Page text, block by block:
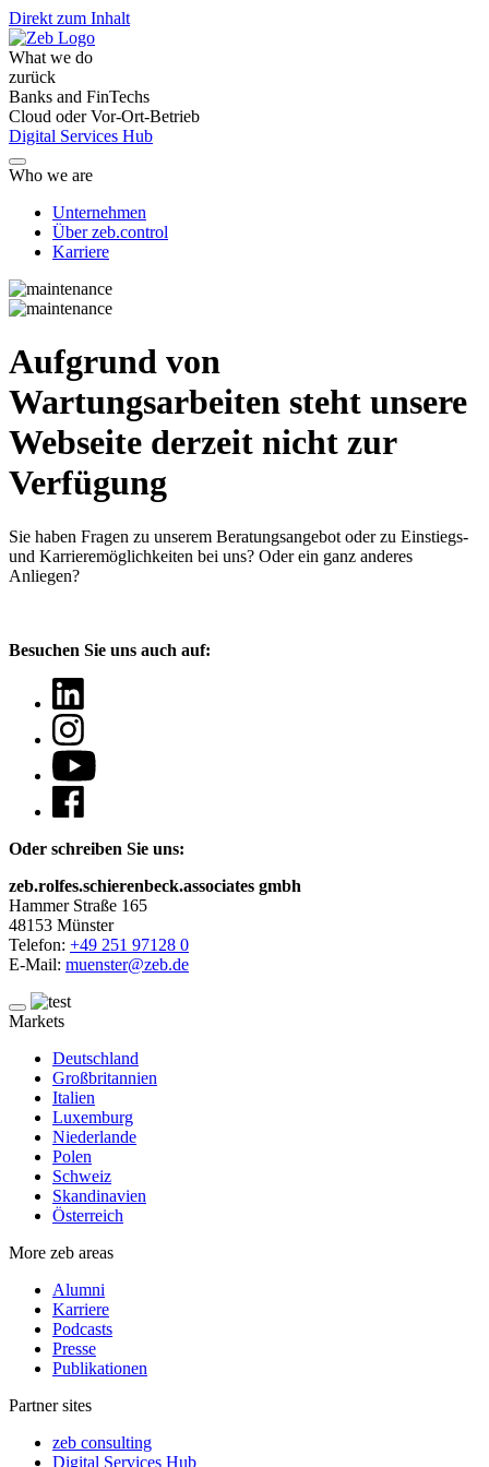
Direkt zum Inhalt
What we do
zurück
Banks and FinTechs
Cloud oder Vor-Ort-Betrieb
Digital Services Hub
Who we are
Unternehmen
Über zeb.control
Karriere
Aufgrund von
Wartungsarbeiten steht unsere
Webseite derzeit nicht zur
Verfügung
Sie haben Fragen zu unserem Beratungsangebot oder zu Einstiegs-
und Karrieremöglichkeiten bei uns? Oder ein ganz anderes
Anliegen?
Besuchen Sie uns auch auf:
Oder schreiben Sie uns:
zeb.rolfes.schierenbeck.associates gmbh
Hammer Straße 165
48153 Münster
Telefon: +49 251 97128 0
E-Mail: muenster@zeb.de
Markets
Deutschland
Großbritannien
Italien
Luxemburg
Niederlande
Polen
Schweiz
Skandinavien
Österreich
More zeb areas
Alumni
Karriere
Podcasts
Presse
Publikationen
Partner sites
zeb consulting
Digital Services Hub